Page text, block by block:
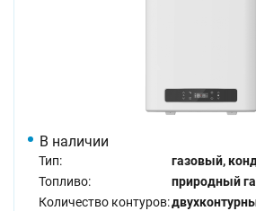
В наличии
Тип:
газовый,
Топливо:
природный
Количество контуров: